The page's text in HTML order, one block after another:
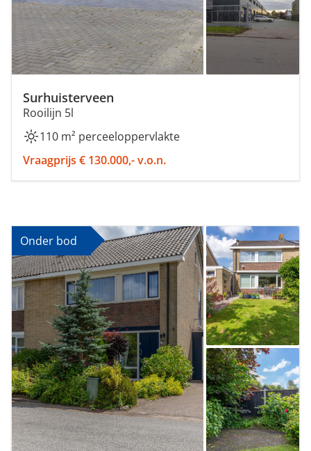
Surhuisterveen
Rooilijn 5l
110 m² perceeloppervlakte
Vraagprijs € 130.000,- v.o.n.
Onder bod